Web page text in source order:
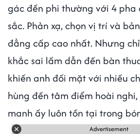
gác đền phi thường với 4 pha
sắc. Phản xạ, chọn vị trí và
đẳng cấp cao nhất. Nhưng
khắc sai lầm dẫn đến bàn
khiến anh đối mặt với nhiều
hùng đến tâm điểm hoài
manh ấy luôn tồn tại trong
Advertisement